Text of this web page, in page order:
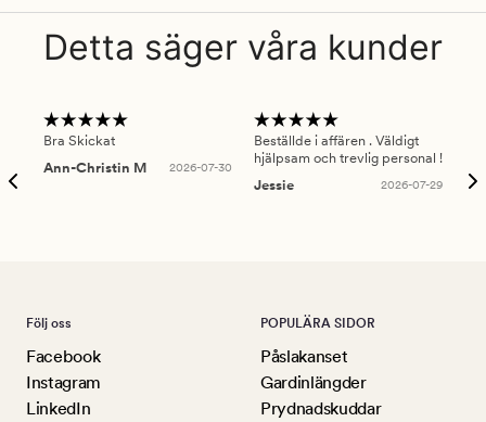
Detta säger våra kunder
Bra Skickat
Ann-Christin M
2026-07-30
Beställde i affären . Väldigt
hjälpsam och trevlig personal !
Jessie
2026-07-29
Följ oss
Facebook
Instagram
LinkedIn
POPULÄRA SIDOR
Påslakanset
Gardinlängder
Prydnadskuddar